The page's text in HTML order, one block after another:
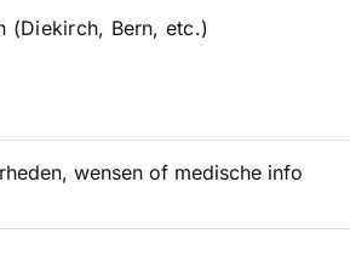
(Diekirch, Bern, etc.)